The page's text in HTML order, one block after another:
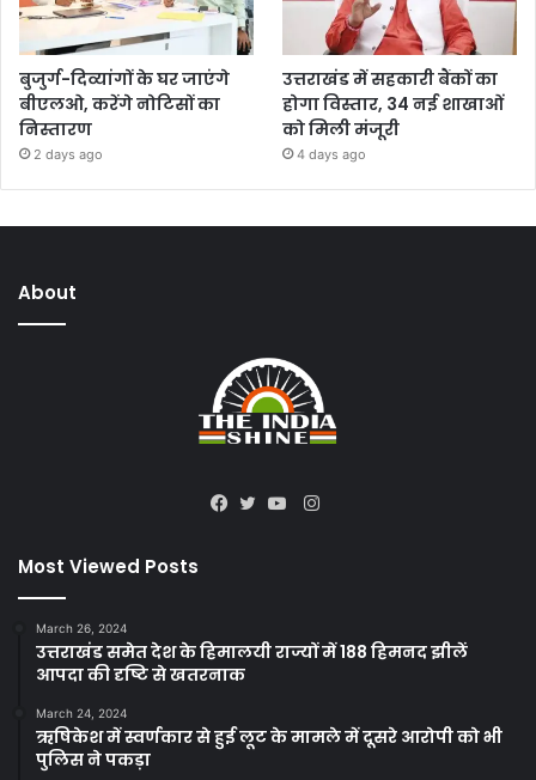
बुजुर्ग-दिव्यांगों के घर जाएंगे
बीएलओ, करेंगे नोटिसों का
निस्तारण
2 days ago
उत्तराखंड में सहकारी बैंकों का
होगा विस्तार, 34 नई शाखाओं
को मिली मंजूरी
4 days ago
About
Instagram
Most Viewed Posts
March 26, 2024
उत्तराखंड समेत देश के हिमालयी राज्यों में 188 हिमनद झीलें
आपदा की दृष्टि से खतरनाक
March 24, 2024
ऋषिकेश में स्वर्णकार से हुई लूट के मामले में दूसरे आरोपी को भी
पुलिस ने पकड़ा